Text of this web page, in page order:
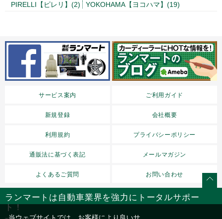
PIRELLI【ピレリ】(2)
YOKOHAMA【ヨコハマ】(19)
サービス案内 ご利用ガイド
新規登録 会社概要
利用規約 プライバシーポリシー
通販法に基づく表記 メールマガジン
よくあるご質問 お問い合わせ
ランマートは自動車業界を強力にトータルサポー
ト！